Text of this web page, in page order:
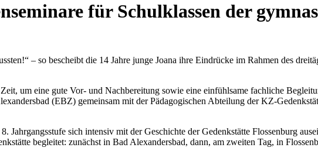
für Schulklassen der
– so bescheibt die 14 Jahre junge Joana ihre Eindrücke im Rahmen des
um eine gute Vor- und Nachbereitung sowie eine einfühlsame fachliche
(EBZ) gemeinsam mit der Pädagogischen Abteilung der KZ-
sich intensiv mit der Geschichte der Gedenkstätte Flossenburg
begleitet: zunächst in Bad Alexandersbad, dann, am zweiten Tag, in